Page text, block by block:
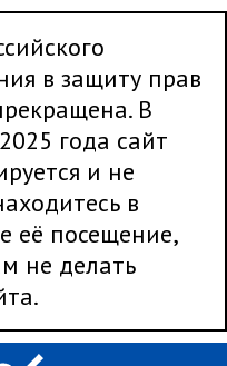
в защиту прав
В
года сайт
и не
в
её посещение,
не делать